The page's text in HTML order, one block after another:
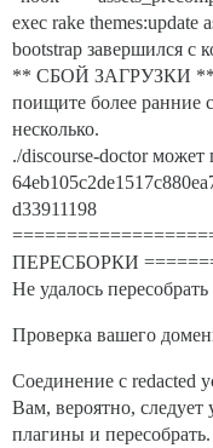
exec rake themes:update
bootstrap завершился с
** СБОЙ ЗАГРУЗКИ **
поищите более ранние
несколько.
./discourse-doctor может
d33911198
ПЕРЕСБОРКИ
Не удалось
Проверка вашего
Соединение с redacted
Вам, вероятно,
плагины и пересобрать.